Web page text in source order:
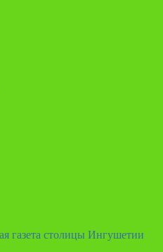
газета столицы Ингушетии